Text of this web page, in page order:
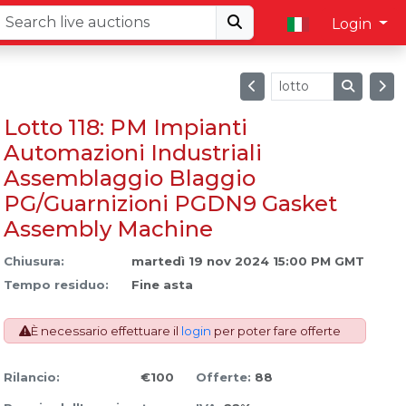
Login
Lotto 118: PM Impianti
Automazioni Industriali
Assemblaggio Blaggio
PG/Guarnizioni PGDN9 Gasket
Assembly Machine
Chiusura:
martedì 19 nov 2024 15:00 PM GMT
Tempo residuo:
Fine asta
È necessario effettuare il login per poter fare offerte
Rilancio: €100 Offerte: 88